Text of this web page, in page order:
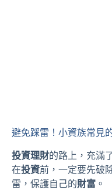
避免踩雷！小資族常見
投資理財的路上，充滿
在投資前，一定要先破
雷，保護自己的財富 。